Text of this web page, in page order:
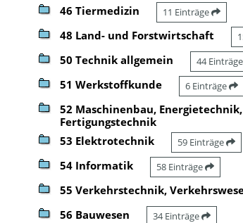
46 Tiermedizin 11 Einträge
48 Land- und Forstwirtschaft
50 Technik allgemein 44 Einträge
51 Werkstoffkunde 6 Einträge
52 Maschinenbau, Energietechnik,
Fertigungstechnik
53 Elektrotechnik 59 Einträge
54 Informatik 58 Einträge
55 Verkehrstechnik,
56 Bauwesen 34 Einträge